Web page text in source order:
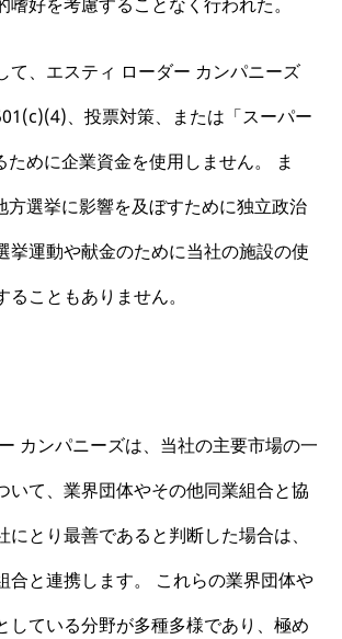
て、エスティ ローダー カンパニーズ
、投票対策、または「スーパー
ために企業資金を使用しません。 ま
選挙に影響を及ぼすために独立政治
挙運動や献金のために当社の施設の使
こともありません。
カンパニーズは、当社の主要市場の一
いて、業界団体やその他同業組合と協
にとり最善であると判断した場合は、
合と連携します。 これらの業界団体や
している分野が多種多様であり、極め